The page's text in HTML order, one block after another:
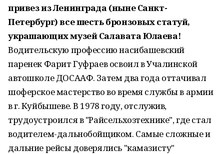
привез из Ленинграда (ныне Санкт-
Петербург) все шесть бронзовых статуй,
украшающих музей Салавата Юлаева!
Водительскую профессию насибашевский
паренек Фарит Гуфраев освоил в Учалинской
автошколе ДОСААФ. Затем два года оттачивал
шоферское мастерство во время службы в армии
в г. Куйбышеве. В 1978 году, отслужив,
трудоустроился в "Райсельхозтехнике", где стал
водителем-дальнобойщиком. Самые сложные и
дальние рейсы доверялись "камазисту"